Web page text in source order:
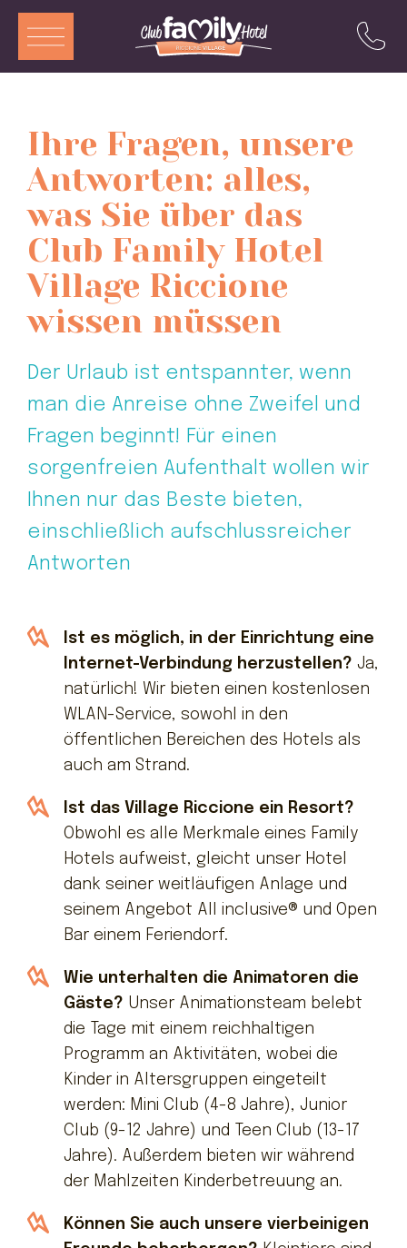
Ihre Fragen, unsere
Antworten: alles,
was Sie über das
Club Family Hotel
Village Riccione
wissen müssen
Der Urlaub ist entspannter, wenn
man die Anreise ohne Zweifel und
Fragen beginnt! Für einen
sorgenfreien Aufenthalt wollen wir
Ihnen nur das Beste bieten,
einschließlich aufschlussreicher
Antworten
Ist es möglich, in der Einrichtung eine
Internet-Verbindung herzustellen? Ja,
natürlich! Wir bieten einen kostenlosen
WLAN-Service, sowohl in den
öffentlichen Bereichen des Hotels als
auch am Strand.
Ist das Village Riccione ein Resort?
Obwohl es alle Merkmale eines Family
Hotels aufweist, gleicht unser Hotel
dank seiner weitläufigen Anlage und
seinem Angebot All inclusive® und Open
Bar einem Feriendorf.
Wie unterhalten die Animatoren die
Gäste? Unser Animationsteam belebt
die Tage mit einem reichhaltigen
Programm an Aktivitäten, wobei die
Kinder in Altersgruppen eingeteilt
werden: Mini Club (4-8 Jahre), Junior
Club (9-12 Jahre) und Teen Club (13-17
Jahre). Außerdem bieten wir während
der Mahlzeiten Kinderbetreuung an.
Können Sie auch unsere vierbeinigen
Dienstleistungen
Restaurant
Zimmer und Aparthotel
Swimmingpool
Animation
Attraktionen